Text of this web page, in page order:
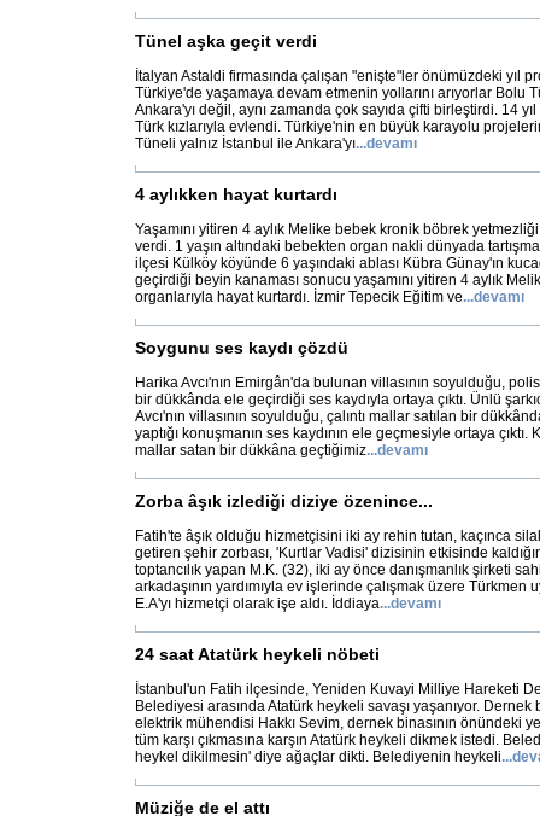
Tünel aşka geçit verdi
İtalyan Astaldi firmasında çalışan "enişte"ler önümüzdeki yıl
Türkiye'de yaşamaya devam etmenin yollarını arıyorlar Bolu
Ankara'yı değil, aynı zamanda çok sayıda çifti birleştirdi. 14
Türk kızlarıyla evlendi. Türkiye'nin en büyük karayolu
Tüneli yalnız İstanbul ile Ankara'yı...devamı
4 aylıkken hayat kurtardı
Yaşamını yitiren 4 aylık Melike bebek kronik böbrek
verdi. 1 yaşın altındaki bebekten organ nakli dünyada
ilçesi Külköy köyünde 6 yaşındaki ablası Kübra Günay'ın
geçirdiği beyin kanaması sonucu yaşamını yitiren 4 aylık
organlarıyla hayat kurtardı. İzmir Tepecik Eğitim ve...devamı
Soygunu ses kaydı çözdü
Harika Avcı'nın Emirgân'da bulunan villasının soyulduğu,
bir dükkânda ele geçirdiği ses kaydıyla ortaya çıktı. Ünlü
Avcı'nın villasının soyulduğu, çalıntı mallar satılan bir
yaptığı konuşmanın ses kaydının ele geçmesiyle ortaya çıktı.
mallar satan bir dükkâna geçtiğimiz...devamı
Zorba âşık izlediği diziye özenince...
Fatih'te âşık olduğu hizmetçisini iki ay rehin tutan, kaçınca
getiren şehir zorbası, 'Kurtlar Vadisi' dizisinin etkisinde
toptancılık yapan M.K. (32), iki ay önce danışmanlık şirketi
arkadaşının yardımıyla ev işlerinde çalışmak üzere Türkmen
E.A'yı hizmetçi olarak işe aldı. İddiaya...devamı
24 saat Atatürk heykeli nöbeti
İstanbul'un Fatih ilçesinde, Yeniden Kuvayi Milliye Hareketi
Belediyesi arasında Atatürk heykeli savaşı yaşanıyor. Dernek
elektrik mühendisi Hakkı Sevim, dernek binasının önündeki
tüm karşı çıkmasına karşın Atatürk heykeli dikmek istedi.
heykel dikilmesin' diye ağaçlar dikti. Belediyenin heykeli...
Müziğe de el attı